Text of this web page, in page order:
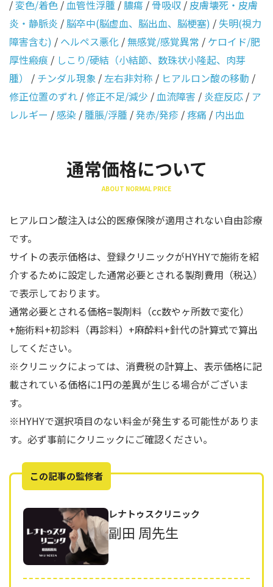
/変色/着色 /血管性浮腫 /膿瘍 / 骨吸収 / 皮膚壊死・皮膚
炎・静脈炎 /脳卒中(脳虚血、脳出血、脳梗塞) /失明(視力
障害含む) / ヘルペス悪化 /無感覚/感覚異常 / ケロイド/肥
厚性瘢痕 / しこり/硬結（小結節、数珠状小隆起、肉芽
腫）
/ チンダル現象 /左右非対称 / ヒアルロン酸の移動 /
修正位置のずれ /修正不足/減少 /血流障害 / 炎症反応 / ア
レルギー /感染 /腫脹/浮腫 /発赤/発疹 /疼痛 / 内出血
通常価格について
ABOUT NORMAL PRICE
ヒアルロン酸注入は公的医療保険が適用されない自由診療
です。
サイトの表示価格は、登録クリニックがHYHYで施術を紹
介するために設定した通常必要とされる製剤費用（税込）
で表示しております。
通常必要とされる価格=製剤料（cc数やヶ所数で変化）
+施術料+初診料（再診料）+麻酔料+針代の計算式で算出
してください。
※クリニックによっては、消費税の計算上、表示価格に記
載されている価格に1円の差異が生じる場合がございま
す。
※HYHYで選択項目のない料金が発生する可能性がありま
す。必ず事前にクリニックにご確認ください。
この記事の監修者
レナトゥスクリニック
副田 周先生